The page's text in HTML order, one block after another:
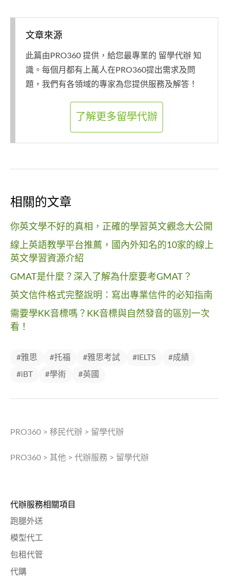
文章來源
此篇由PRO360 提供，給您最專業的 留學代辦 知
識。每個月都有上萬人在PRO360提出需求及問
題，我們有各領域的專家為您提供服務及解答！
了解更多留學代辦
相關的文章
你英文學不好的真相，正確的學習英文觀念大公開
線上英語教學平台推薦，國內外知名的10家的線上
英文學習資源介紹
GMAT是什麼？深入了解為什麼要考GMAT？
英文信件格式完整說明：寫出專業信件的必知指南
需要學KK音標嗎？KK音標與自然發音的區別一次
看！
#雅思 #托福 #雅思考試 #IELTS #成績
#iBT #學術 #英國
PRO360 > 移民代辦 > 留學代辦
PRO360 > 其他 > 代辦服務 > 留學代辦
代辦服務相關項目
跑腿外送
模型代工
包租代管
代購